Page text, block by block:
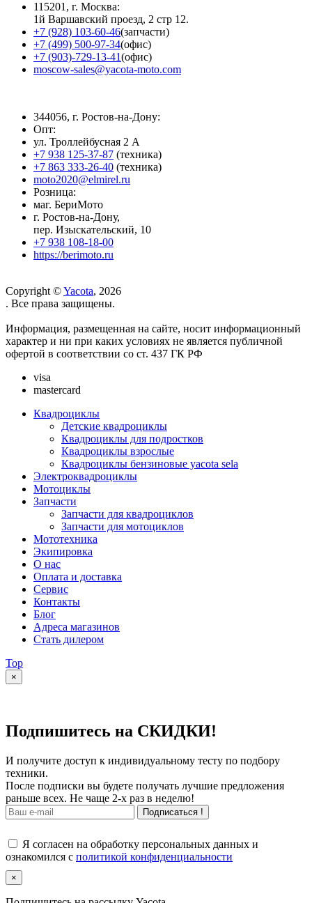
115201, г. Москва:
1й Варшавский проезд, 2 стр 12.
+7 (928) 103-60-46(запчасти)
+7 (499) 500-97-34(офис)
+7 (903)-729-13-41(офис)
moscow-sales@yacota-moto.com
344056, г. Ростов-на-Дону:
Опт:
ул. Троллейбусная 2 А
+7 938 125-37-87 (техника)
+7 863 333-26-40 (техника)
moto2020@elmirel.ru
Розница:
маг. БериМото
г. Ростов-на-Дону,
пер. Изыскательский, 10
+7 938 108-18-00
https://berimoto.ru
Copyright ©Yacota, 2026
. Все права защищены.
Информация, размещенная на сайте, носит информационный
характер и ни при каких условиях не является публичной
офертой в соответствии со ст. 437 ГК РФ
visa
mastercard
Квадроциклы
Детские квадроциклы
Квадроциклы для подростков
Квадроциклы взрослые
Квадроциклы бензиновые yacota sela
Электроквадроциклы
Мотоциклы
Запчасти
Запчасти для квадроциклов
Запчасти для мотоциклов
Мототехника
Экипировка
О нас
Оплата и доставка
Сервис
Контакты
Блог
Адреса магазинов
Стать дилером
Top
×
Подпишитесь на СКИДКИ!
И получите доступ к индивидуальному тесту по подбору
техники.
После подписки вы будете получать лучшие предложения
раньше всех. Не чаще 2-х раз в неделю!
Подписаться !
Я согласен на обработку персональных данных и
ознакомился с политикой конфиденциальности
×